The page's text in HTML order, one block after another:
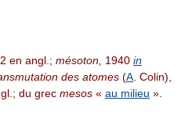
en angl.; mésoton, 1940 in
des atomes (A . Colin),
du grec mesos « au milieu ».